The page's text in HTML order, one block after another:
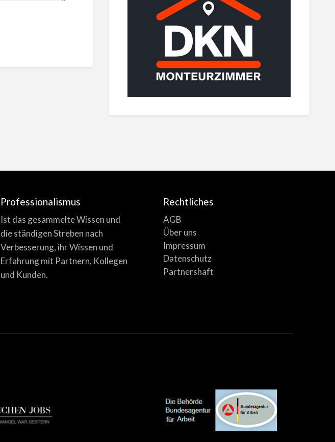
Professionalismus
Ist das gesammelte Wissen und
die ständigen Streben nach
Verbesserung, ihr Wissen und
Erfahrung mit Partnern, Kollegen
und Kunden.
Rechtliches
AGB
Über uns
Impressum
Datenschutz
Partnershaft